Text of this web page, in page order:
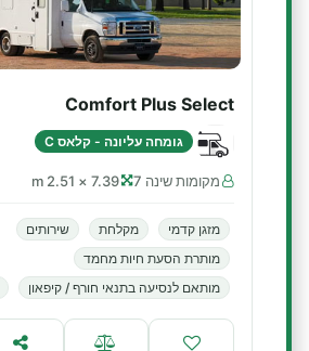
Comfort Plus Select
גומחה עליונה - קלאס C
מקומות שינה 7 7.39 × 2.51 m
מזגן קדמי מקלחת
שירותים
מותרת הסעת חיות מחמד
מותאם לנסיעה בתנאי חורף / קיפאון